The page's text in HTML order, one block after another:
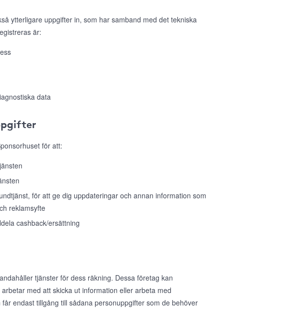
ytterligare uppgifter in, som har samband med det tekniska
är:
data
för att:
för att ge dig uppdateringar och annan information som
reklamsyfte
cashback/ersättning
tjänster för dess räkning. Dessa företag kan
med att skicka ut information eller arbeta med
endast tillgång till sådana personuppgifter som de behöver